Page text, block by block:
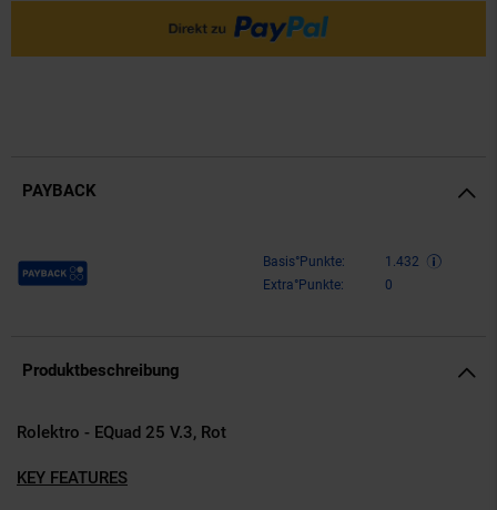
PAYBACK
Payback Punkte Basis°Punkte:
1.432
Extra°Punkte:
0
Produktbeschreibung
Rolektro - E­Quad 25 V.3, Rot
KEY­ FEATURES